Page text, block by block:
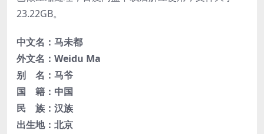
中文名： 马未都
外文名： Weidu Ma
别 名： 马爷
国 籍： 中国
民 族： 汉族
出生地： 北京